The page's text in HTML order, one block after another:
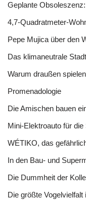
Geplante
4,7-Quadratmeter-
Pepe Mujica über den
Das klimaneutrale
Warum draußen
Promenadologie
Die Amischen bauen
Mini-Elektroauto für
WÉTIKO, das
In den Bau- und
Die Dummheit der
Die größte